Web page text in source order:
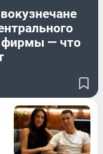
фирмы — что